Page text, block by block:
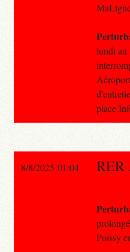
lundi au
8/8/2025 01:04 RER
Poissy